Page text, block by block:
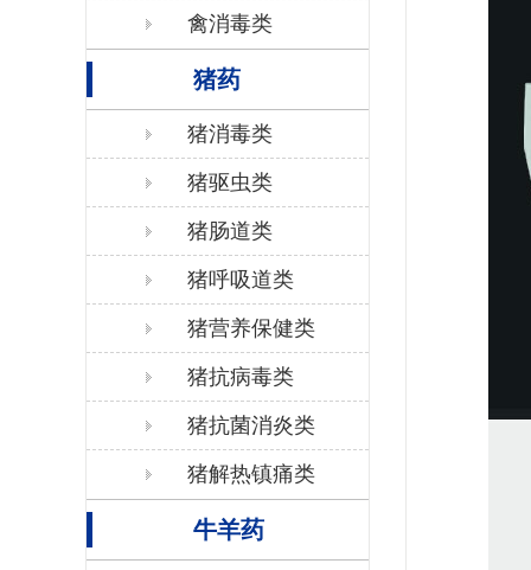
禽消毒类
猪药
猪消毒类
猪驱虫类
猪肠道类
猪呼吸道类
猪营养保健类
猪抗病毒类
猪抗菌消炎类
猪解热镇痛类
牛羊药